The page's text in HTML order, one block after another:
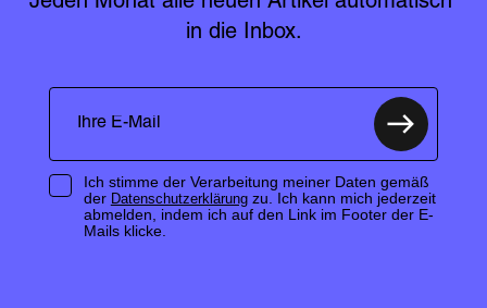
in die Inbox.
Ich stimme der Verarbeitung meiner Daten gemäß
der Datenschutzerklärungzu. Ich kann mich jederzeit
abmelden, indem ich auf den Link im Footer der E-
Mails klicke.